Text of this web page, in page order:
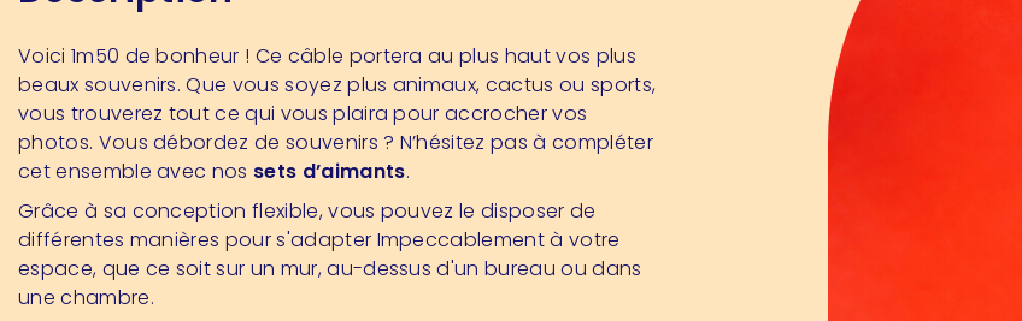
Voici 1m50 de bonheur ! Ce câble portera au plus haut vos plus
beaux souvenirs. Que vous soyez plus animaux, cactus ou sports,
vous trouverez tout ce qui vous plaira pour accrocher vos
photos. Vous débordez de souvenirs ? N’hésitez pas à compléter
cet ensemble avec nos sets d’aimants.
Grâce à sa conception flexible, vous pouvez le disposer de
différentes manières pour s'adapter Impeccablement à votre
espace, que ce soit sur un mur, au-dessus d'un bureau ou dans
une chambre.